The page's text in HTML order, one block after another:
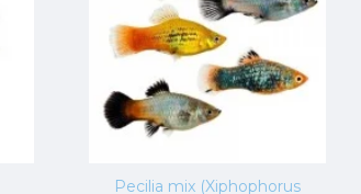
Pecilia mix (Xiphophorus